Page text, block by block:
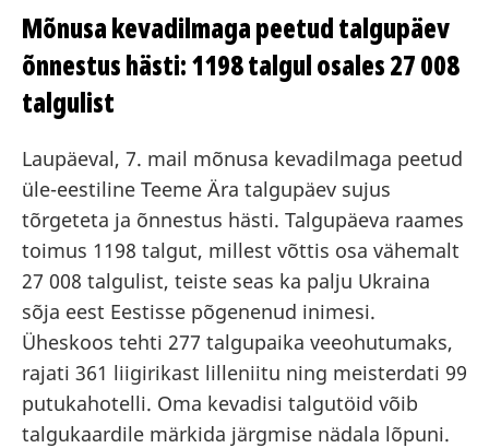
Mõnusa kevadilmaga peetud talgupäev
õnnestus hästi: 1198 talgul osales 27 008
talgulist
Laupäeval, 7. mail mõnusa kevadilmaga peetud
üle-eestiline Teeme Ära talgupäev sujus
tõrgeteta ja õnnestus hästi. Talgupäeva raames
toimus 1198 talgut, millest võttis osa vähemalt
27 008 talgulist, teiste seas ka palju Ukraina
sõja eest Eestisse põgenenud inimesi.
Üheskoos tehti 277 talgupaika veeohutumaks,
rajati 361 liigirikast lilleniitu ning meisterdati 99
putukahotelli. Oma kevadisi talgutöid võib
talgukaardile märkida järgmise nädala lõpuni.